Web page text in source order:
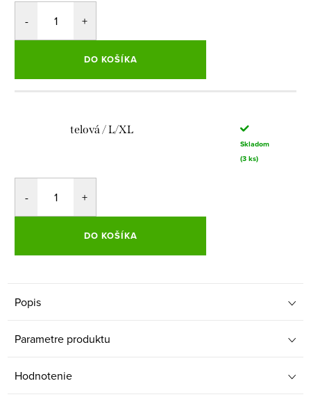
DO KOŠÍKA
telová / L/XL
Skladom
(3 ks)
DO KOŠÍKA
Popis
Parametre produktu
Hodnotenie